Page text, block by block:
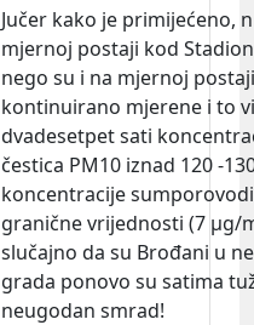
Jučer kako je primijećeno,
mjernoj postaji kod
nego su i na mjernoj
kontinuirano mjerene i to
dvadesetpet sati
čestica PM10 iznad 120 -
koncentracije
granične vrijednosti (7 µg/
slučajno da su Brođani u
grada ponovo su satima
neugodan smrad!